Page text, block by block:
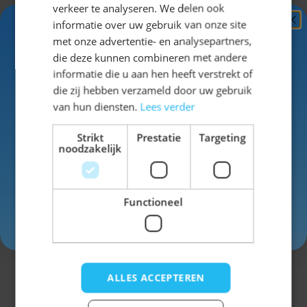
De Lederhose Johann Lang Donkerbruin is een
populaire keuze voor mannen die tijdens het
Oktoberfest een traditionele uitstraling willen
combineren met draagcomfort. De donkerbruine kleur
geeft deze lederhose een klassieke Beierse look die
eenvoudig te combineren is met verschillende
Oktoberfest accessoires en blouses. Dankzij het
lange model draag je deze broek ook comfortabel
tijdens koelere dagen en avonden.
Wat is de Lederhose Johann
Lang Donkerbruin
met verstelbare bretels, een gulp en praktische
broekzakken.
Uitklappen
SKU 1179731C
Man
verkeer te analyseren. We delen ook
informatie over uw gebruik van onze site
met onze advertentie- en analysepartners,
die deze kunnen combineren met andere
informatie die u aan hen heeft verstrekt of
die zij hebben verzameld door uw gebruik
van hun diensten. Lees verder
Strikt
noodzakelijk
Prestatie Targeting
Functioneel
ALLES ACCEPTEREN
Ontvang5%
KORTING!
Schrijf je nuin voor de nieuwsbrief en ontvang toegang
tot exclusieve kortingen!
Voor- en achternaam
Inschrijven